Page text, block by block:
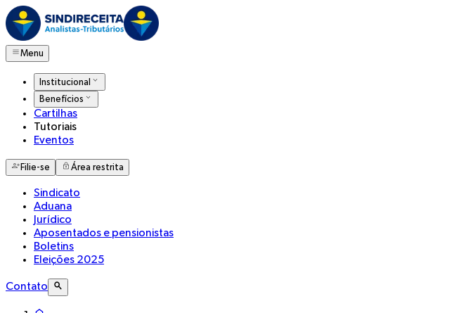
Menu
Institucional
Benefícios
Cartilhas
Tutoriais
Eventos
Filie-se Área restrita
Sindicato
Aduana
Jurídico
Aposentados e pensionistas
Boletins
Eleições 2025
Contato